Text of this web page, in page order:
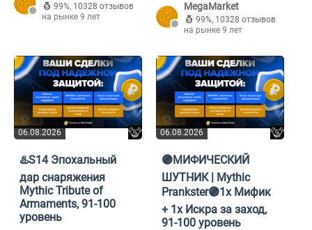
99%, 10328 отзывов
на рынке 9 лет
MegaMarket
99%, 10328 отзывов
на рынке 9 лет
06.08.2026
♨️S14 Эпохальный
дар снаряжения
Mythic Tribute of
Armaments, 91-100
уровень
06.08.2026
🟣МИФИЧЕСКИЙ
ШУТНИК | Mythic
Prankster🟣1x Мифик
+ 1x Искра за заход,
91-100 уровень